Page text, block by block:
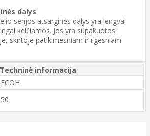
dalys
serijos atsarginės dalys yra lengvai
keičiamos. Jos yra supakuotos
skirtoje patikimesniam ir ilgesniam
Techninė informacija